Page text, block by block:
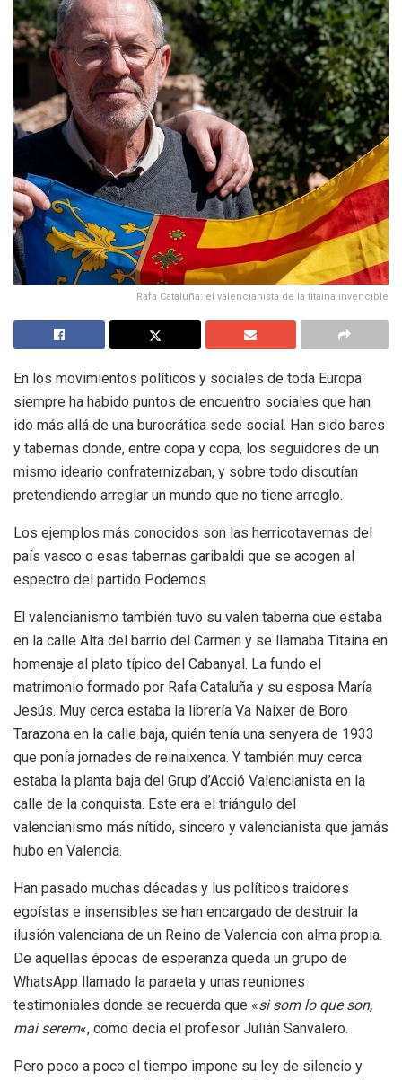
Rafa Cataluña: el valencianista de la titaina invencible
En los movimientos políticos y sociales de toda Europa
siempre ha habido puntos de encuentro sociales que han
ido más allá de una burocrática sede social. Han sido bares
y tabernas donde, entre copa y copa, los seguidores de un
mismo ideario confraternizaban, y sobre todo discutían
pretendiendo arreglar un mundo que no tiene arreglo.
Los ejemplos más conocidos son las herricotavernas del
país vasco o esas tabernas garibaldi que se acogen al
espectro del partido Podemos.
El valencianismo también tuvo su valen taberna que estaba
en la calle Alta del barrio del Carmen y se llamaba Titaina en
homenaje al plato típico del Cabanyal. La fundo el
matrimonio formado por Rafa Cataluña y su esposa María
Jesús. Muy cerca estaba la librería Va Naixer de Boro
Tarazona en la calle baja, quién tenía una senyera de 1933
que ponía jornades de reinaixenca. Y también muy cerca
estaba la planta baja del Grup d’Acció Valencianista en la
calle de la conquista. Este era el triángulo del
valencianismo más nítido, sincero y valencianista que jamás
hubo en Valencia.
Han pasado muchas décadas y lus políticos traidores
egoístas e insensibles se han encargado de destruir la
ilusión valenciana de un Reino de Valencia con alma propia.
De aquellas épocas de esperanza queda un grupo de
WhatsApp llamado la paraeta y unas reuniones
testimoniales donde se recuerda que «si som lo que son,
mai serem«, como decía el profesor Julián Sanvalero.
Pero poco a poco el tiempo impone su ley de silencio y